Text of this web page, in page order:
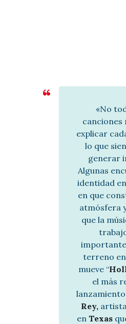
«No
canciones
explicar
lo que
generar
Algunas
identidad
en que
atmósfera
que la
terreno en
mueve “
el más
Rey,
en Texas